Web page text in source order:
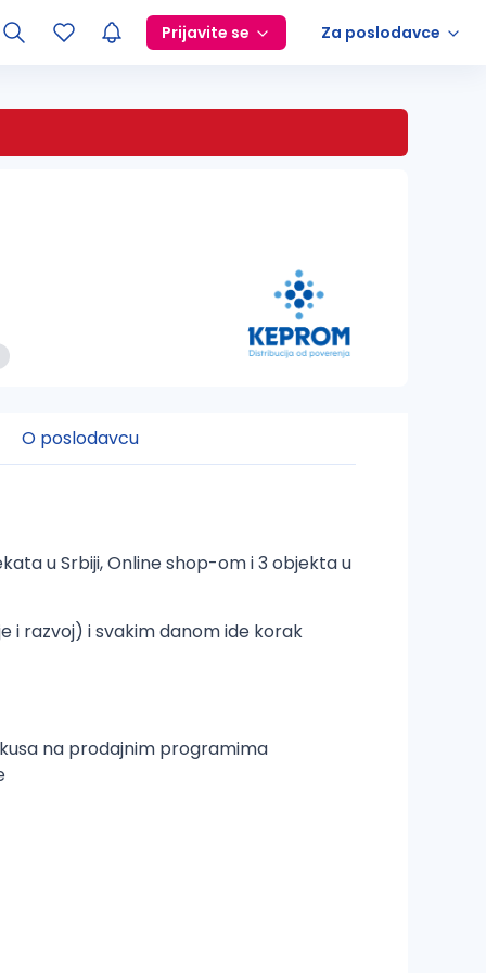
Prijavite se Za poslodavce
O poslodavcu
u Srbiji, Online shop-om i 3 objekta u
i razvoj) i svakim danom ide korak
na prodajnim programima